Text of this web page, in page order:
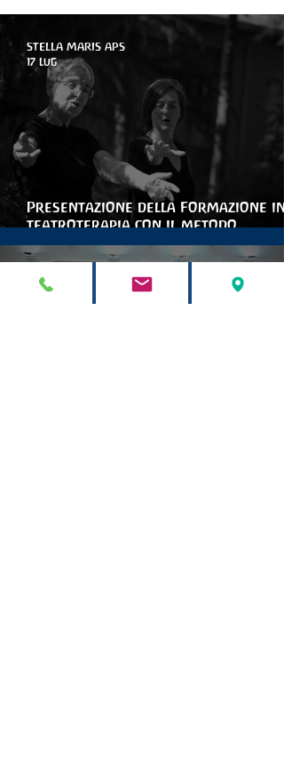
Presentazione della Formazione in
teatroterapia con il metodo
Arteterapia della parola
STELLA MARIS APS
17 lug
STELLA MARIS APS
6 lug